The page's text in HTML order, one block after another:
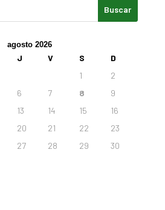
agosto 2026
J V S
D
1
2
6 7 8
9
13 14 15
16
20 21 22
23
27 28 29
30